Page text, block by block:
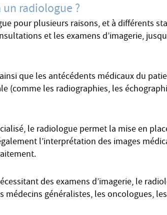
radiologue ?
pour plusieurs raisons, et à différents
et les examens d’imagerie,
que les antécédents médicaux du
(comme les radiographies, les
le radiologue permet la mise en
l’interprétation des images
des examens d’imagerie, le
généralistes, les oncologues,